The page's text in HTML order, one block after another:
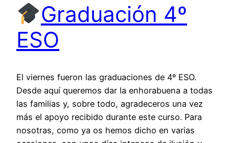
Graduación 4º
ESO
El viernes fueron las graduaciones de 4º ESO.
Desde aquí queremos dar la enhorabuena a todas
las familias y, sobre todo, agradeceros una vez
más el apoyo recibido durante este curso. Para
nosotras, como ya os hemos dicho en varias